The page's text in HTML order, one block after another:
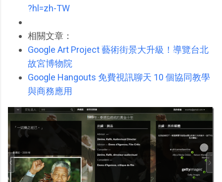
?hl=zh-TW
相關文章：
Google Art Project 藝術街景大升級！導覽台北
故宮博物院
Google Hangouts 免費視訊聊天 10 個協同教學
與商務應用